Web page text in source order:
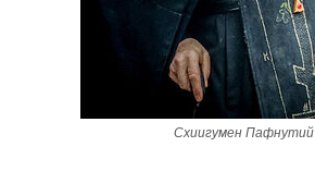
Схиигумен Пафнутий